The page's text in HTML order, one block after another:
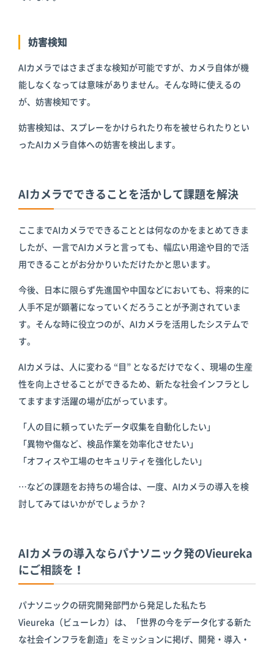
妨害検知
AIカメラではさまざまな検知が可能ですが、カメラ自体が機
能しなくなっては意味がありません。そんな時に使えるの
が、妨害検知です。
妨害検知は、スプレーをかけられたり布を被せられたりとい
ったAIカメラ自体への妨害を検出します。
AIカメラでできることを活かして課題を解決
ここまでAIカメラでできることとは何なのかをまとめてきま
したが、一言でAIカメラと言っても、幅広い用途や目的で活
用できることがお分かりいただけたかと思います。
今後、日本に限らず先進国や中国などにおいても、将来的に
人手不足が顕著になっていくだろうことが予測されていま
す。そんな時に役立つのが、AIカメラを活用したシステムで
す。
AIカメラは、人に変わる “目” となるだけでなく、現場の生産
性を向上させることができるため、新たな社会インフラとし
てますます活躍の場が広がっています。
「人の目に頼っていたデータ収集を自動化したい」
「異物や傷など、検品作業を効率化させたい」
「オフィスや工場のセキュリティを強化したい」
…などの課題をお持ちの場合は、一度、AIカメラの導入を検
討してみてはいかがでしょうか？
AIカメラの導入ならパナソニック発のVieureka
にご相談を！
パナソニックの研究開発部門から発足した私たち
Vieureka（ビューレカ）は、「世界の今をデータ化する新た
な社会インフラを創造」をミッションに掲げ、開発・導入・